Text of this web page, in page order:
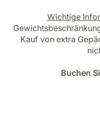
Wichtige
Kauf von extra
Buchen